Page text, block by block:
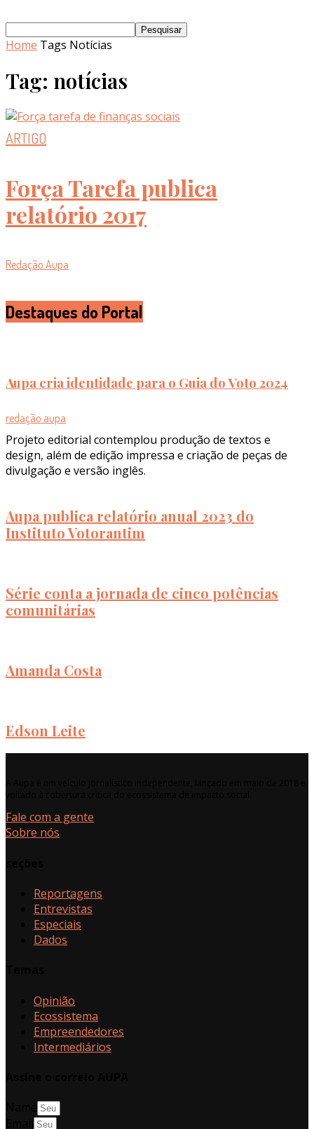
Home Tags Notícias
Tag: notícias
ARTIGO
Força Tarefa publica
relatório 2017
Redação Aupa
Destaques do Portal
Aupa cria identidade para o Guia do Voto 2024
redação aupa
Projeto editorial contemplou produção de textos e
design, além de edição impressa e criação de peças de
divulgação e versão inglês.
Aupa publica relatório anual 2023 do
Instituto Votorantim
Série conta a jornada de cinco potências
comunitárias
Amanda Costa
Edson Leite
Fale com a gente
Sobre nós
Reportagens
Entrevistas
Especiais
Dados
Opinião
Ecossistema
Empreendedores
Intermediários